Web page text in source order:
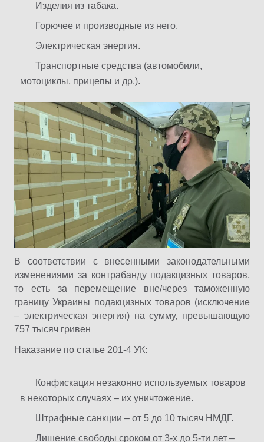
Изделия из табака.
Горючее и производные из него.
Электрическая энергия.
Транспортные средства (автомобили,
мотоциклы, прицепы и др.).
В соответствии с внесенными законодательными
изменениями за контрабанду подакцизных товаров,
то есть за перемещение вне/через таможенную
границу Украины подакцизных товаров (исключение
– электрическая энергия) на сумму, превышающую
757 тысяч гривен
Наказание по статье 201-4 УК:
Конфискация незаконно используемых товаров
в некоторых случаях – их уничтожение.
Штрафные санкции – от 5 до 10 тысяч НМДГ.
Лишение свободы сроком от 3-х до 5-ти лет –